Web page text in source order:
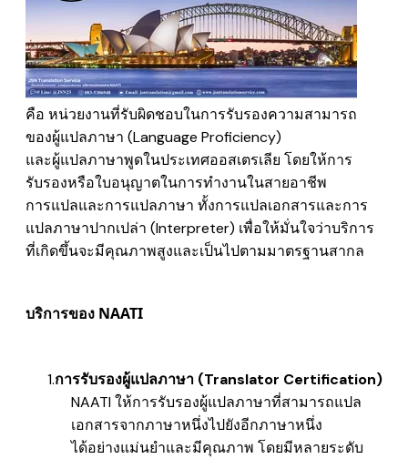
คือ หน่วยงานที่รับผิดชอบในการรับรองความสามารถ
ของผู้แปลภาษา (Language Proficiency)
และผู้แปลภาษาพูดในประเทศออสเตรเลีย โดยให้การ
รับรองหรือใบอนุญาตในการทำงานในสายอาชีพ
การแปลและการแปลภาษา ทั้งการแปลเอกสารและการ
แปลภาษาปากเปล่า (Interpreter) เพื่อให้มั่นใจว่าบริการ
ที่เกิดขึ้นจะมีคุณภาพสูง​และเป็นไปตามมาตรฐานสากล
บริการของ NAATI
การรับรองผู้แปลภาษา (Translator Certification)
NAATI ให้การรับรองผู้แปลภาษาที่สามารถแปล
เอกสารจากภาษาหนึ่งไปยังอีกภาษาหนึ่ง
ได้อย่างแม่นยำและมีคุณภาพ โดยมีหลายระดับ